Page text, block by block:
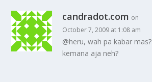
candradot.com on
October 7, 2009 at 1:08 am
@heru, wah pa kabar mas?
kemana aja neh?